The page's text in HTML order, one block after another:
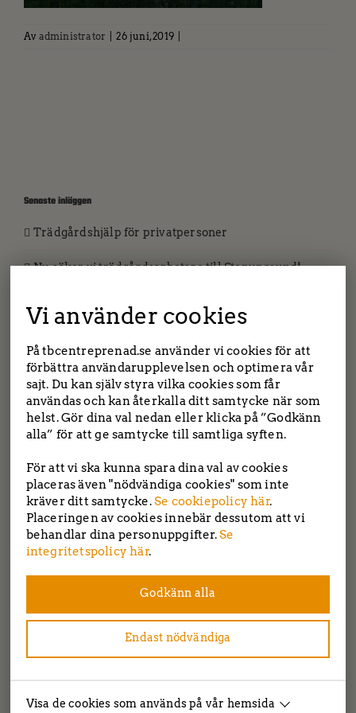
Av administrator 26 juni, 2019
Senaste inläggen
Trädgårdshjälp för privatpersoner
Nu söker vi trädgårdsarbetare till Stenungsund!
Önskar du hjälp med trädgården eller huset? Vi
hjälper dig!
juni 2025
maj 2025
oktober 2019
maj 2019
januari 2019
TBC entreprenad | Tockebackavägen 18F, 44139
Alingsås | Saltängsvägen 2, 444 31 Stenungsund
Tel: 0303-22 55 40|info@tbcentreprenad.se
Integritetspolicy
Cookiepolicy
Följ oss!
Vi använder cookies
På tbcentreprenad.se använder vi cookies för att
förbättra användarupplevelsen och optimera vår
sajt. Du kan själv styra vilka cookies som får
användas och kan återkalla ditt samtycke när som
helst. Gör dina val nedan eller klicka på ”Godkänn
alla” för att ge samtycke till samtliga syften.
För att vi ska kunna spara dina val av cookies
placeras även "nödvändiga cookies" som inte
kräver ditt samtycke.Se cookiepolicy här.
Placeringen av cookies innebär dessutom att vi
behandlar dina personuppgifter.Se
integritetspolicy här.
Godkänn alla
Endast nödvändiga
Visa de cookies som används på vår hemsida